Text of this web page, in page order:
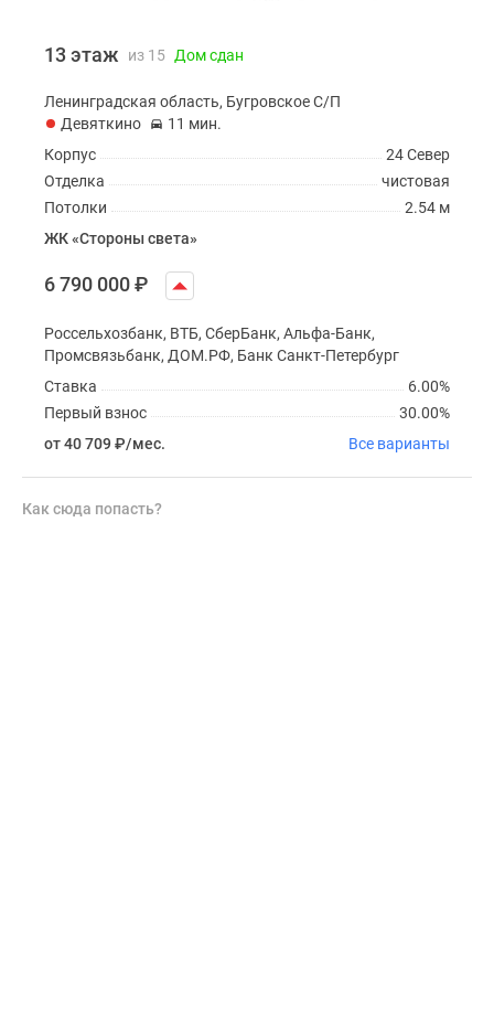
13 этаж из 15 Дом сдан
Ленинградская область, Бугровское С/П
Девяткино
11 мин.
24 Север
Корпус
чистовая
Отделка
2.54 м
Потолки
ЖК «Стороны света»
6 790 000₽
Россельхозбанк, ВТБ, СберБанк, Альфа-Банк,
Промсвязьбанк, ДОМ.РФ, Банк Санкт-Петербург
6.00%
Ставка
30.00%
Первый взнос
от 40 709 ₽/мес. Все варианты
Как сюда попасть?